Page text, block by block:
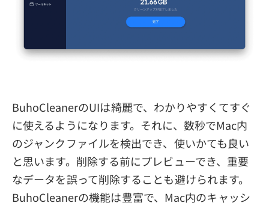
BuhoCleanerのUIは綺麗で、わかりやすくてすぐ
に使えるようになります。それに、数秒でMac内
のジャンクファイルを検出でき、使いかても良い
と思います。削除する前にプレビューでき、重要
なデータを誤って削除することも避けられます。
BuhoCleanerの機能は豊富で、Mac内のキャッシ